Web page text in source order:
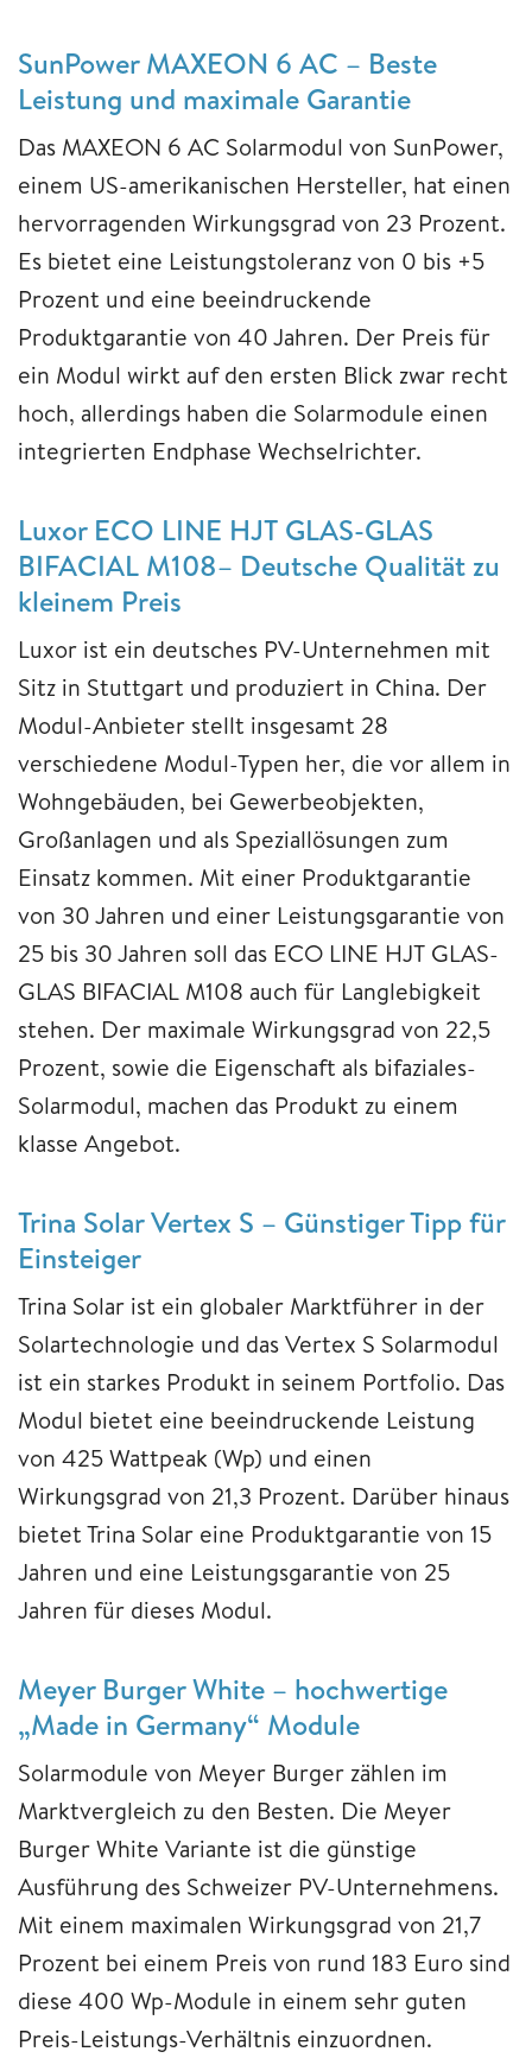
SunPower MAXEON 6 AC – Beste
Leistung und maximale Garantie
Das MAXEON 6 AC Solarmodul von SunPower,
einem US-amerikanischen Hersteller, hat einen
hervorragenden Wirkungsgrad von 23 Prozent.
Es bietet eine Leistungstoleranz von 0 bis +5
Prozent und eine beeindruckende
Produktgarantie von 40 Jahren. Der Preis für
ein Modul wirkt auf den ersten Blick zwar recht
hoch, allerdings haben die Solarmodule einen
integrierten Endphase Wechselrichter.
Luxor ECO LINE HJT GLAS-GLAS
BIFACIAL M108– Deutsche Qualität zu
kleinem Preis
Luxor ist ein deutsches PV-Unternehmen mit
Sitz in Stuttgart und produziert in China. Der
Modul-Anbieter stellt insgesamt 28
verschiedene Modul-Typen her, die vor allem in
Wohngebäuden, bei Gewerbeobjekten,
Großanlagen und als Speziallösungen zum
Einsatz kommen. Mit einer Produktgarantie
von 30 Jahren und einer Leistungsgarantie von
25 bis 30 Jahren soll das ECO LINE HJT GLAS-
GLAS BIFACIAL M108 auch für Langlebigkeit
stehen. Der maximale Wirkungsgrad von 22,5
Prozent, sowie die Eigenschaft als bifaziales-
Solarmodul, machen das Produkt zu einem
klasse Angebot.
Trina Solar Vertex S – Günstiger Tipp für
Einsteiger
Trina Solar ist ein globaler Marktführer in der
Solartechnologie und das Vertex S Solarmodul
ist ein starkes Produkt in seinem Portfolio. Das
Modul bietet eine beeindruckende Leistung
von 425 Wattpeak (Wp) und einen
Wirkungsgrad von 21,3 Prozent. Darüber hinaus
bietet Trina Solar eine Produktgarantie von 15
Jahren und eine Leistungsgarantie von 25
Jahren für dieses Modul.
Meyer Burger White – hochwertige
„Made in Germany“ Module
Solarmodule von Meyer Burger zählen im
Marktvergleich zu den Besten. Die Meyer
Burger White Variante ist die günstige
Ausführung des Schweizer PV-Unternehmens.
Mit einem maximalen Wirkungsgrad von 21,7
Prozent bei einem Preis von rund 183 Euro sind
diese 400 Wp-Module in einem sehr guten
Preis-Leistungs-Verhältnis einzuordnen.